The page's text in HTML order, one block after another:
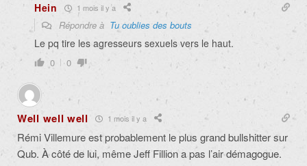
Hein 1 mois il y a
Répondre à Tu oublies des bouts
Le pq tire les agresseurs sexuels vers le haut.
0 0
Well well well 1 mois il y a
Rémi Villemure est probablement le plus grand bullshitter sur
Qub. À côté de lui, même Jeff Fillion a pas l’air démagogue.